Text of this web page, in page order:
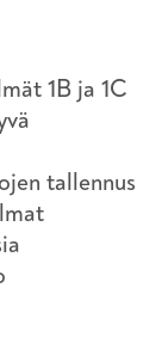
1B ja 1C
tallennus